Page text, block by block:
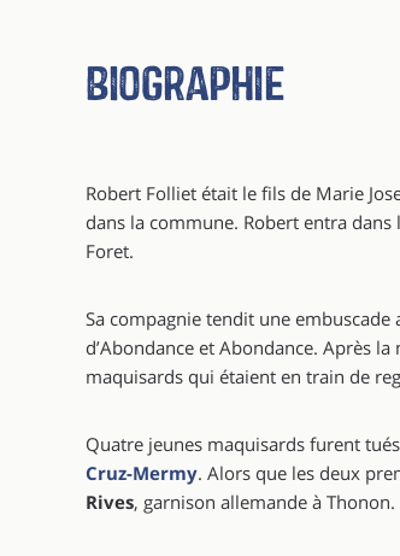
Biographie
Robert Folliet était le fils de Marie
dans la commune. Robert entra
Foret.
Sa compagnie tendit une
d’Abondance et Abondance. Après
maquisards qui étaient en train de
Quatre jeunes maquisards furent
Cruz-Mermy. Alors que les deux
Rives, garnison allemande à